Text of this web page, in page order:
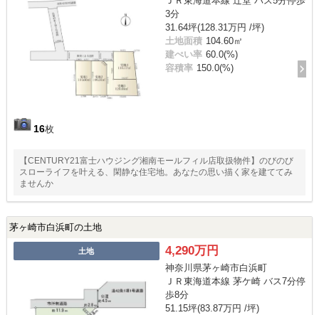
16枚
3分
31.64坪(128.31万円 /坪)
土地面積 104.60㎡
建ぺい率 60.0(%)
容積率 150.0(%)
【CENTURY21富士ハウジング湘南モールフィル店取扱物件】のびのび
スローライフを叶える、閑静な住宅地。あなたの思い描く家を建ててみ
ませんか
茅ヶ崎市白浜町の土地
土地 4,290万円
神奈川県茅ヶ崎市白浜町
ＪＲ東海道本線 茅ケ崎 バス7分停
歩8分
51.15坪(83.87万円 /坪)